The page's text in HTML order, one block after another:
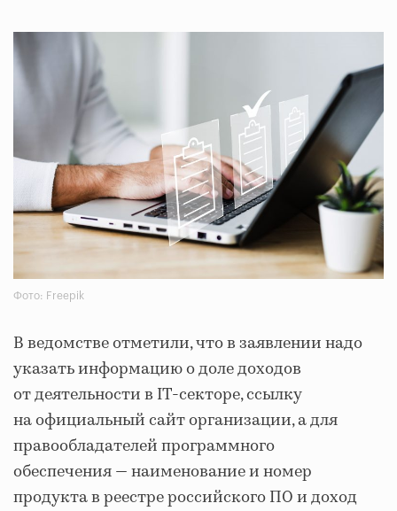
Фото: Freepik
В ведомстве отметили, что в заявлении надо
указать информацию о доле доходов
от деятельности в IT-секторе, ссылку
на официальный сайт организации, а для
правообладателей программного
обеспечения — наименование и номер
продукта в реестре российского ПО и доход